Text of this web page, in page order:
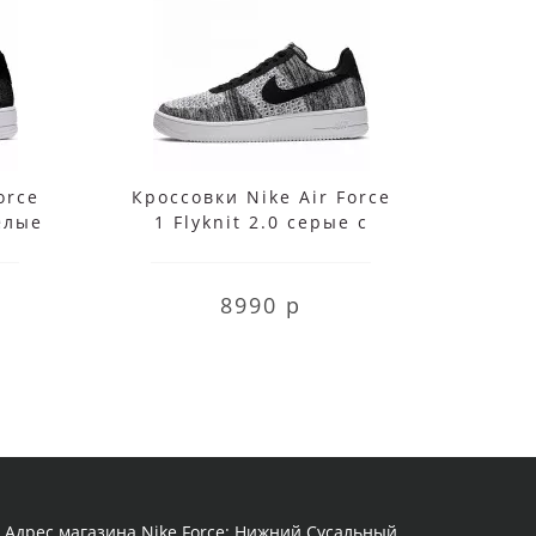
Кроссовки Nike Air Force
1 Flyknit 2.0 серые с
8990 р
Адрес магазина Nike Force: Нижний Сусальный